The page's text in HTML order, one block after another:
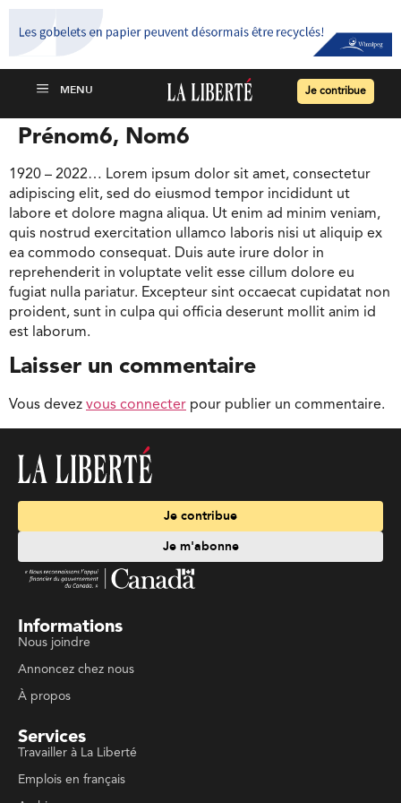
Je contribue
Prénom6, Nom6
1920 – 2022… Lorem ipsum dolor sit amet, consectetur
adipiscing elit, sed do eiusmod tempor incididunt ut
labore et dolore magna aliqua. Ut enim ad minim veniam,
quis nostrud exercitation ullamco laboris nisi ut aliquip ex
ea commodo consequat. Duis aute irure dolor in
reprehenderit in voluptate velit esse cillum dolore eu
fugiat nulla pariatur. Excepteur sint occaecat cupidatat non
proident, sunt in culpa qui officia deserunt mollit anim id
est laborum.
Laisser un commentaire
Vous devez vous connecter pour publier un commentaire.
Je contribue
Je m'abonne
Informations
Nous joindre
Annoncez chez nous
À propos
Services
Travailler à La Liberté
Emplois en français